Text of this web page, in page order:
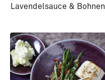
Lavendelsauce & Bohnen